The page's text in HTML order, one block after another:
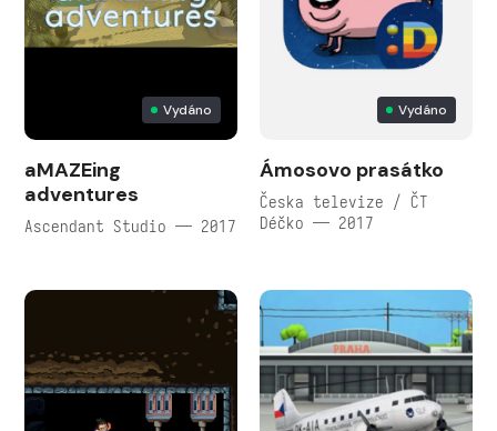
Vydáno
aMAZEing
adventures
Ascendant Studio — 2017
Vydáno
Ámosovo prasátko
Česka televize / ČT
Déčko — 2017